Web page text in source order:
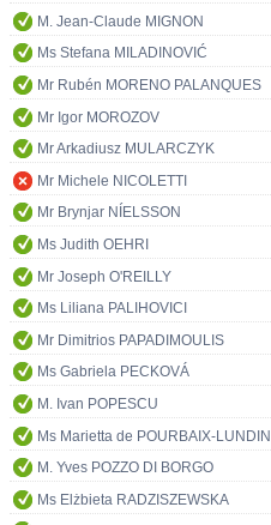
M. Jean-Claude MIGNON
Ms Stefana MILADINOVIĆ
Mr Rubén MORENO PALANQUES
Mr Igor MOROZOV
Mr Arkadiusz MULARCZYK
Mr Michele NICOLETTI
Mr Brynjar NÍELSSON
Ms Judith OEHRI
Mr Joseph O'REILLY
Ms Liliana PALIHOVICI
Mr Dimitrios PAPADIMOULIS
Ms Gabriela PECKOVÁ
M. Ivan POPESCU
Ms Marietta de POURBAIX-LUNDIN
M. Yves POZZO DI BORGO
Ms Elżbieta RADZISZEWSKA